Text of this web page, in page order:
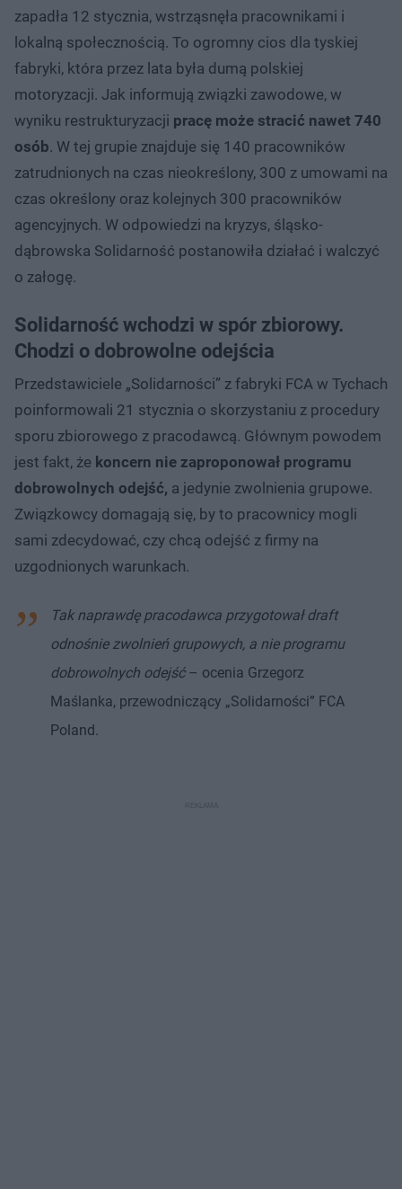
zapadła 12 stycznia, wstrząsnęła pracownikami i
lokalną społecznością. To ogromny cios dla tyskiej
fabryki, która przez lata była dumą polskiej
motoryzacji. Jak informują związki zawodowe, w
wyniku restrukturyzacji pracę może stracić nawet 740
osób. W tej grupie znajduje się 140 pracowników
zatrudnionych na czas nieokreślony, 300 z umowami na
czas określony oraz kolejnych 300 pracowników
agencyjnych. W odpowiedzi na kryzys, śląsko-
dąbrowska Solidarność postanowiła działać i walczyć
o załogę.
Solidarność wchodzi w spór zbiorowy.
Chodzi o dobrowolne odejścia
Przedstawiciele „Solidarności” z fabryki FCA w Tychach
poinformowali 21 stycznia o skorzystaniu z procedury
sporu zbiorowego z pracodawcą. Głównym powodem
jest fakt, że koncern nie zaproponował programu
dobrowolnych odejść, a jedynie zwolnienia grupowe.
Związkowcy domagają się, by to pracownicy mogli
sami zdecydować, czy chcą odejść z firmy na
uzgodnionych warunkach.
Tak naprawdę pracodawca przygotował draft
odnośnie zwolnień grupowych, a nie programu
dobrowolnych odejść– ocenia Grzegorz
Maślanka, przewodniczący „Solidarności” FCA
Poland.